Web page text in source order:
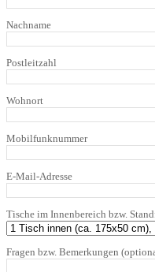
Nachname
Postleitzahl
Wohnort
Mobilfunknummer
E-Mail-Adresse
Tische im Innenbereich bzw.
Fragen bzw. Bemerkungen